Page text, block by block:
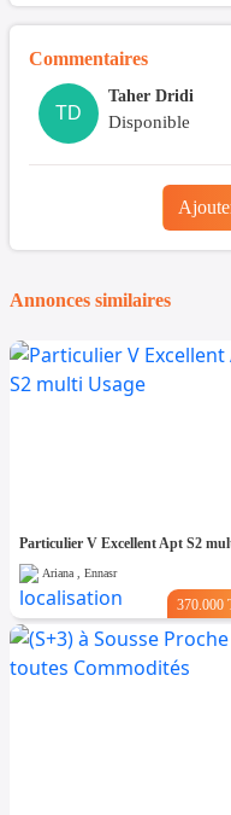
Commentaires
TD
Taher Dridi
Disponible
Annonces similaires
Ariana , Ennasr
370.000